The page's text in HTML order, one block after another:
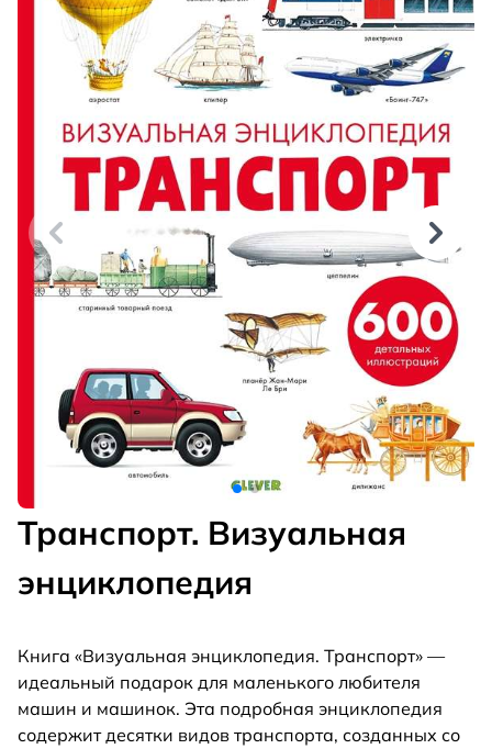
Транспорт. Визуальная
энциклопедия
Книга «Визуальная энциклопедия. Транспорт» —
идеальный подарок для маленького любителя
машин и машинок. Эта подробная энциклопедия
содержит десятки видов транспорта, созданных со